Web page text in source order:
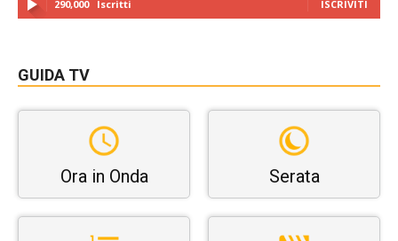
290,000 Iscritti ISCRIVITI
GUIDA TV
Ora in Onda Serata